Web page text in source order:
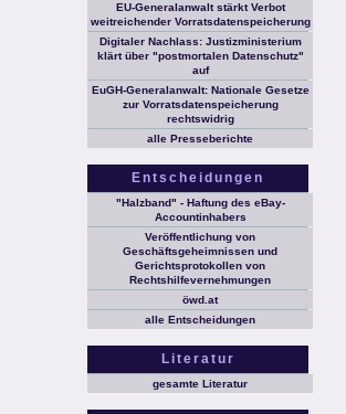
EU-Generalanwalt stärkt Verbot
weitreichender Vorratsdatenspeicherung
Digitaler Nachlass: Justizministerium
klärt über "postmortalen Datenschutz"
auf
EuGH-Generalanwalt: Nationale Gesetze
zur Vorratsdatenspeicherung
rechtswidrig
alle Presseberichte
Entscheidungen
"Halzband" - Haftung des eBay-
Accountinhabers
Veröffentlichung von
Geschäftsgeheimnissen und
Gerichtsprotokollen von
Rechtshilfevernehmungen
öwd.at
alle Entscheidungen
Literatur
gesamte Literatur